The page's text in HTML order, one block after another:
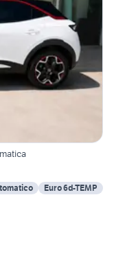
Euro 6d-TEMP